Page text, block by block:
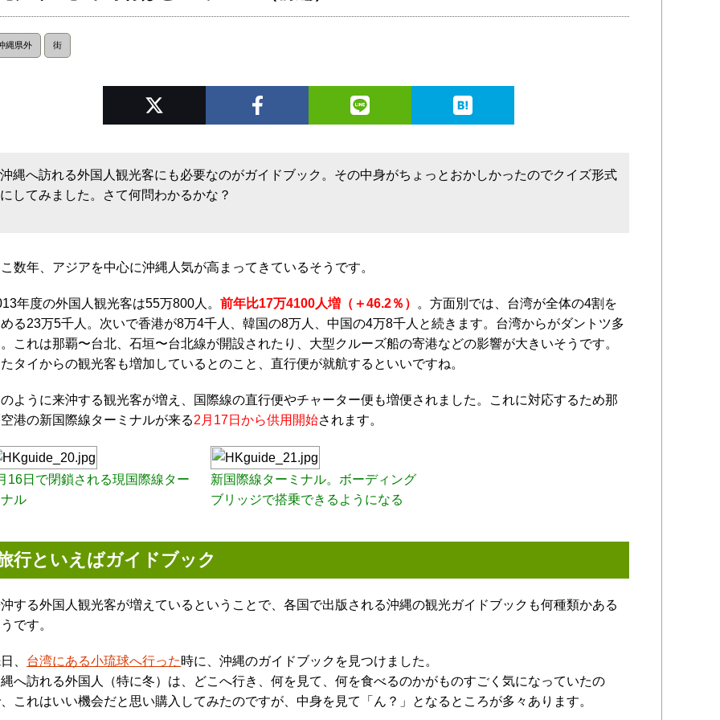
縄県外 街
沖縄へ訪れる外国人観光客にも必要なのがガイドブック。その中身がちょっとおかしかったのでクイズ形式
にしてみました。さて何問わかるかな？
数年、アジアを中心に沖縄人気が高まってきているそうです。
年度の外国人観光客は55万800人。前年比17万4100人増（＋46.2％）
。方面別では、台湾が全体の4割を
る23万5千人。次いで香港が8万4千人、韓国の8万人、中国の4万8千人と続きます。台湾からがダントツ多
これは那覇〜台北、石垣〜台北線が開設されたり、大型クルーズ船の寄港などの影響が大きいそうです。
タイからの観光客も増加しているとのこと、直行便が就航するといいですね。
ように来沖する観光客が増え、国際線の直行便やチャーター便も増便されました。これに対応するため那
港の新国際線ターミナルが来る2月17日から供用開始されます。
16日で閉鎖される現国際線ター
ル
新国際線ターミナル。ボーディング
ブリッジで搭乗できるようになる
行といえばガイドブック
する外国人観光客が増えているということで、各国で出版される沖縄の観光ガイドブックも何種類かある
です。
、 台湾にある小琉球へ行った時に、沖縄のガイドブックを見つけました。
へ訪れる外国人（特に冬）は、どこへ行き、何を見て、何を食べるのかがものすごく気になっていたの
これはいい機会だと思い購入してみたのですが、中身を見て「ん？」となるところが多々あります。